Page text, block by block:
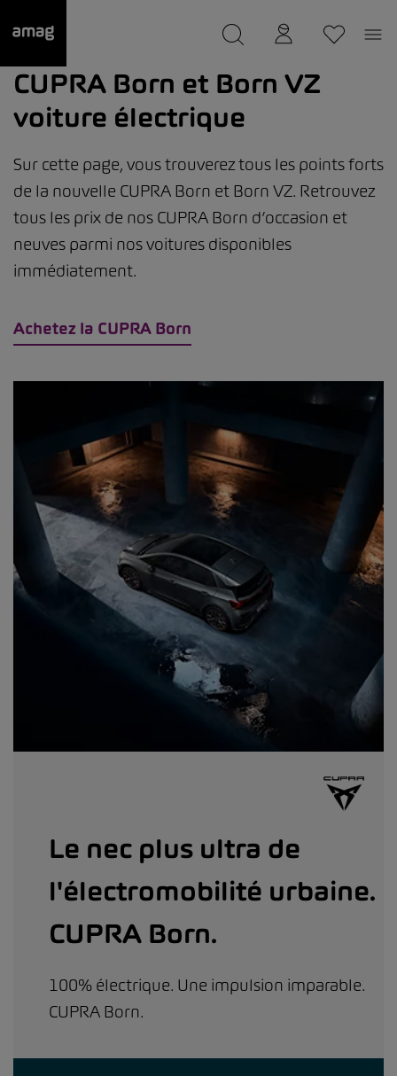
CUPRA Born et Born VZ
voiture électrique
Achetez la CUPRA Born
Sur cette page, vous trouverez tous les points forts
de la nouvelle CUPRA Born et Born VZ. Retrouvez
tous les prix de nos CUPRA Born d’occasion et
neuves parmi nos voitures disponibles
immédiatement.
Le nec plus ultra de
l'électromobilité urbaine.
CUPRA Born.
100% électrique. Une impulsion imparable.
CUPRA Born.